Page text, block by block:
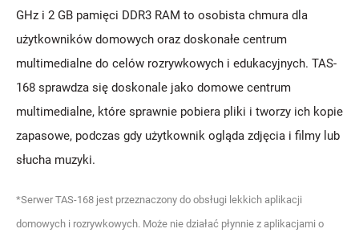
GHz i 2 GB pamięci DDR3 RAM to osobista chmura dla
użytkowników domowych oraz doskonałe centrum
multimedialne do celów rozrywkowych i edukacyjnych. TAS-
168 sprawdza się doskonale jako domowe centrum
multimedialne, które sprawnie pobiera pliki i tworzy ich kopie
zapasowe, podczas gdy użytkownik ogląda zdjęcia i filmy lub
słucha muzyki.
*Serwer TAS-168 jest przeznaczony do obsługi lekkich aplikacji
domowych i rozrywkowych. Może nie działać płynnie z aplikacjami o